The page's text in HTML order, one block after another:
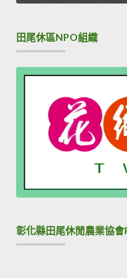
田尾休區NPO組織
彰化縣田尾休閒農業協會